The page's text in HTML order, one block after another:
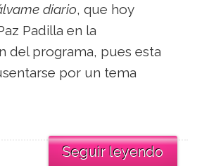
diario, que hoy
Padilla en la
del programa, pues esta
por un tema
Seguir leyendo